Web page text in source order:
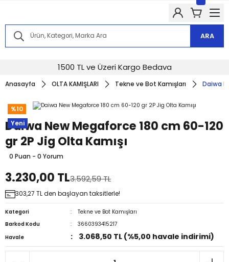
Kampanyalarımızdan haberdar olmak için @alkocav instagram
Kampanyalarımızdan haberdar olmak için @alkocav instagram
hesabımızı takip edin!
Kampanyalarımızdan haberdar olmak için @alkocav instagram
Kampanyalarımızdan haberdar olmak için @alkocav instagram
Kampanyalarımızdan haberdar olmak için @alkocav instagram
ARA
1500 TL ve Üzeri Kargo Bedava
Anasayfa OLTA KAMIŞLARI Tekne ve Bot Kamışları Daiwa
%10
Yeni
Daiwa New Megaforce 180 cm 60-120
gr 2P Jig Olta Kamışı
0 Puan - 0 Yorum
3.230,00 TL3.592,59 TL
303,27 TL den başlayan taksitlerle!
Kategori
Tekne ve Bot Kamışları
Barkod Kodu
3660393415217
Havale
3.068,50 TL (%5,00 havale indirimi)